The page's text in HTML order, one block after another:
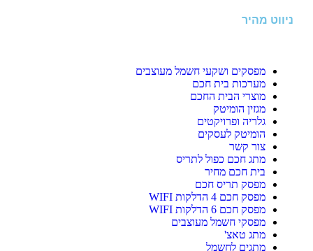
ניווט מהיר
מפסקים ושקעי חשמל מעוצבים
מערכות בית חכם
מוצרי הבית החכם
מגזין הומיטק
גלריה ופרויקטים
הומיטק לעסקים
צור קשר
מתג חכם כפול לתריס
בית חכם מחיר
מפסק תריס חכם
מפסק חכם 4 הדלקות WIFI
מפסק חכם 6 הדלקות WIFI
מפסקי חשמל מעוצבים
מתג טאצ'
מתגים לחשמל